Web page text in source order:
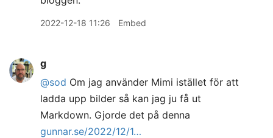
2022-12-18 11:26 Embed
g
@sod Om jag använder Mimi istället för att
ladda upp bilder så kan jag ju få ut
Markdown. Gjorde det på denna
gunnar.se/2022/12/1…